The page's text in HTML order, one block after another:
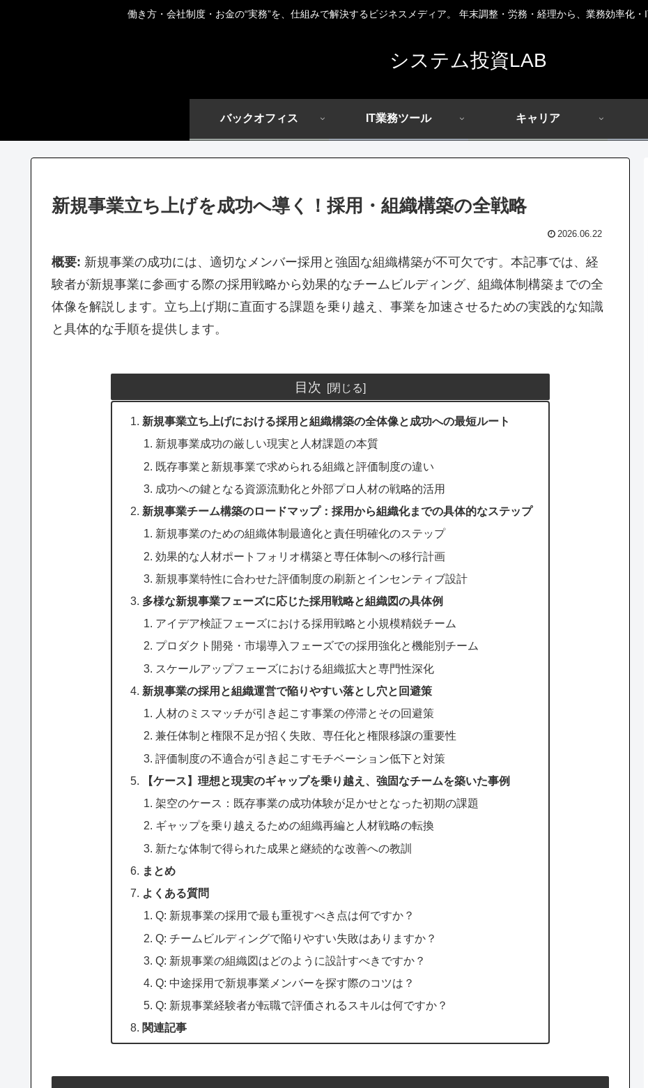
働き方・会社制度・お金の“実務”を、仕組みで解決するビジネスメディア。 年末調整・労務・経理から、業務効率化・
システム投資LAB
バックオフィス IT業務ツール キャリア
新規事業立ち上げを成功へ導く！採用・組織構築の全戦略
2026.06.22
概要: 新規事業の成功には、適切なメンバー採用と強固な組織構築が不可欠です。本記事では、経
験者が新規事業に参画する際の採用戦略から効果的なチームビルディング、組織体制構築までの全
体像を解説します。立ち上げ期に直面する課題を乗り越え、事業を加速させるための実践的な知識
と具体的な手順を提供します。
目次
新規事業立ち上げにおける採用と組織構築の全体像と成功への最短ルート
新規事業成功の厳しい現実と人材課題の本質
既存事業と新規事業で求められる組織と評価制度の違い
成功への鍵となる資源流動化と外部プロ人材の戦略的活用
新規事業チーム構築のロードマップ：採用から組織化までの具体的なステップ
新規事業のための組織体制最適化と責任明確化のステップ
効果的な人材ポートフォリオ構築と専任体制への移行計画
新規事業特性に合わせた評価制度の刷新とインセンティブ設計
多様な新規事業フェーズに応じた採用戦略と組織図の具体例
アイデア検証フェーズにおける採用戦略と小規模精鋭チーム
プロダクト開発・市場導入フェーズでの採用強化と機能別チーム
スケールアップフェーズにおける組織拡大と専門性深化
新規事業の採用と組織運営で陥りやすい落とし穴と回避策
人材のミスマッチが引き起こす事業の停滞とその回避策
兼任体制と権限不足が招く失敗、専任化と権限移譲の重要性
評価制度の不適合が引き起こすモチベーション低下と対策
【ケース】理想と現実のギャップを乗り越え、強固なチームを築いた事例
架空のケース：既存事業の成功体験が足かせとなった初期の課題
ギャップを乗り越えるための組織再編と人材戦略の転換
新たな体制で得られた成果と継続的な改善への教訓
まとめ
よくある質問
Q: 新規事業の採用で最も重視すべき点は何ですか？
Q: チームビルディングで陥りやすい失敗はありますか？
Q: 新規事業の組織図はどのように設計すべきですか？
Q: 中途採用で新規事業メンバーを探す際のコツは？
Q: 新規事業経験者が転職で評価されるスキルは何ですか？
関連記事